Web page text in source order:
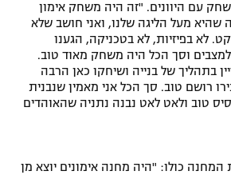
1
לבית עסק
עם היוונים. "זה היה משחק אימון
שהיא מעל הליגה שלנו, ואני חושב שלא
לא בפיזיות, לא בטכניקה, הגענו
וסך הכל היה משחק מאוד טוב.
בתהליך של בנייה ושיחקו כאן הרבה
רושם טוב. סך הכל אני מאמין שנבנית
טוב ולאט לאט נבנה נתניה שהאוהדים
המחנה כולו: "היה מחנה אימונים יוצא מן